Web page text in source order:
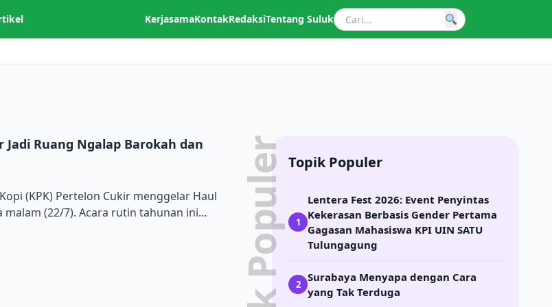
KerjasamaKontakRedaksiTentang Suluk
Jadi Ruang Ngalap Barokah dan
(KPK) Pertelon Cukir menggelar Haul
malam (22/7). Acara rutin tahunan ini
Topik Populer
1
Lentera Fest 2026: Event Penyintas
Kekerasan Berbasis Gender Pertama
Gagasan Mahasiswa KPI UIN SATU
Tulungagung
2
Surabaya Menyapa dengan Cara
yang Tak Terduga